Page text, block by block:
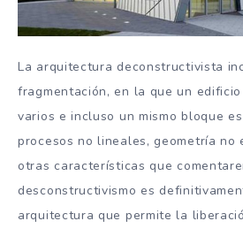
La arquitectura deconstructivista
fragmentación, en la que un
varios e incluso un mismo bloque
procesos no lineales, geometría no
otras características que
desconstructivismo es
arquitectura que permite la